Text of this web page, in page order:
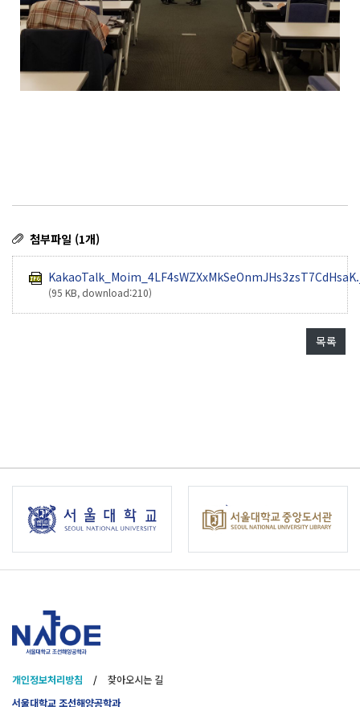
첨부파일 (1개)
(95 KB, download:210)
목록
개인정보처리방침 /
찾아오시는 길
서울대학교 조선해양공학과